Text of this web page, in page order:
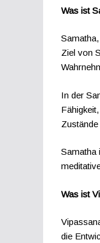
Was ist
Ziel von
In der
Samatha
Was ist
die